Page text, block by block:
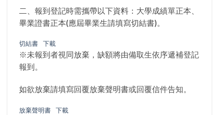
二、報到登記時需攜帶以下資料：大學成績單正本、
畢業證書正本(應屆畢業生請填寫切結書)。
切結書 下載
※未報到者視同放棄，缺額將由備取生依序遞補登記
報到。
如欲放棄請填寫回覆放棄聲明書或回覆信件告知。
放棄聲明書 下載